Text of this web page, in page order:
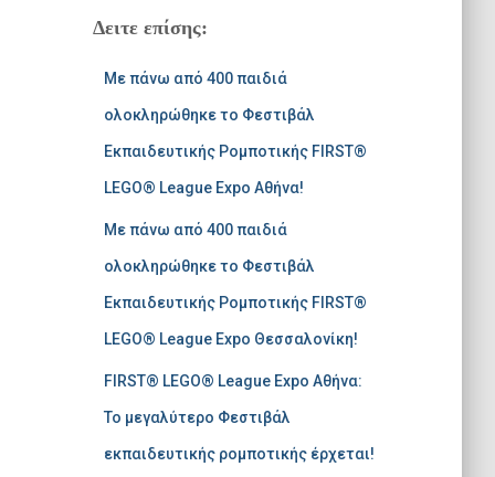
τ
Δειτε επίσης:
Με πάνω από 400 παιδιά
ολοκληρώθηκε το Φεστιβάλ
Εκπαιδευτικής Ρομποτικής FIRST®
LEGO® League Expo Αθήνα!
Με πάνω από 400 παιδιά
ολοκληρώθηκε το Φεστιβάλ
Εκπαιδευτικής Ρομποτικής FIRST®
LEGO® League Expo Θεσσαλονίκη!
FIRST® LEGO® League Expo Αθήνα:
Το μεγαλύτερο Φεστιβάλ
εκπαιδευτικής ρομποτικής έρχεται!